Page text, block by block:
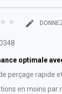
optimale
perçage rapide
en moins